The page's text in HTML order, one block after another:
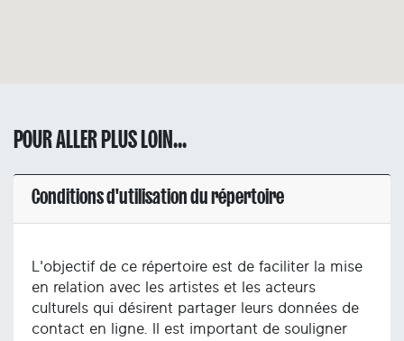
POUR ALLER PLUS LOIN...
Conditions d'utilisation du répertoire
L'objectif de ce répertoire est de faciliter la mise
en relation avec les artistes et les acteurs
culturels qui désirent partager leurs données de
contact en ligne. Il est important de souligner